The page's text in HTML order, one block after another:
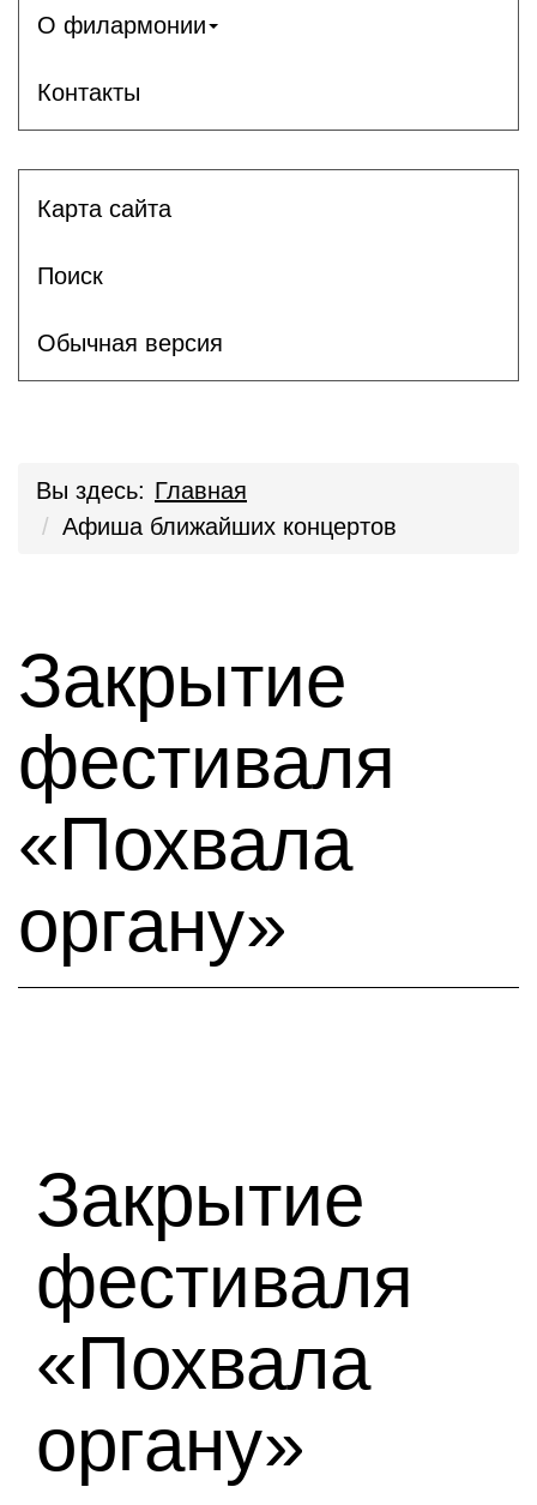
О филармонии
Контакты
Карта сайта
Поиск
Обычная версия
Вы здесь: Главная
Афиша ближайших концертов
Закрытие
фестиваля
«Похвала
органу»
Закрытие
фестиваля
«Похвала
органу»